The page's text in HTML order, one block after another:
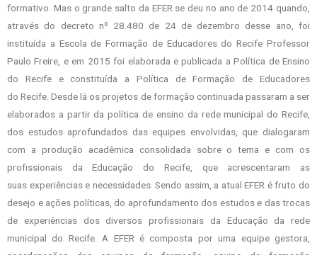
formativo. Mas o grande salto da EFER se deu no ano de 2014 quando,
através do decreto nº 28.480 de 24 de dezembro desse ano, foi
instituída a Escola de Formação de Educadores do Recife Professor
Paulo Freire, e em 2015 foi elaborada e publicada aPolítica de Ensino
do Recife e constituída a Política de Formação de Educadores
doRecife. Desde lá os projetos de formação continuada passaram a ser
elaborados a partirda política de ensino da rede municipal do Recife,
dos estudos aprofundados dasequipes envolvidas, que dialogaram
com a produção acadêmica consolidada sobre otema e com os
profissionais da Educação do Recife, que acrescentaram as
suas experiências e necessidades. Sendo assim, a atual EFER é fruto do
desejo e ações políticas, do aprofundamento dos estudos e das trocas
de experiências dos diversos profissionais da Educação da rede
municipal do Recife.A EFER é composta por uma equipe gestora,